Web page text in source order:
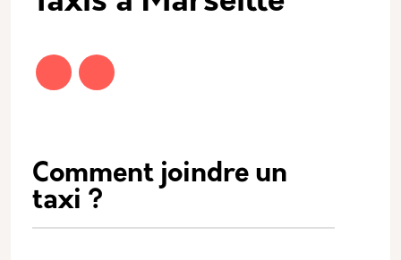
Comment joindre un
taxi ?